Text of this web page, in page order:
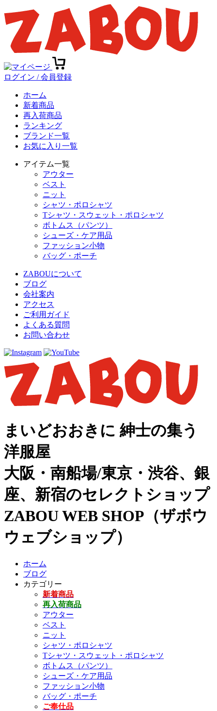
ログイン / 会員登録
ホーム
新着商品
再入荷商品
ランキング
ブランド一覧
お気に入り一覧
アイテム一覧
アウター
ベスト
ニット
シャツ・ポロシャツ
Tシャツ・スウェット・ポロシャツ
ボトムス（パンツ）
シューズ・ケア用品
ファッション小物
バッグ・ポーチ
ZABOUについて
ブログ
会社案内
アクセス
ご利用ガイド
よくある質問
お問い合わせ
まいどおおきに 紳士の集う
洋服屋
大阪・南船場/東京・渋谷、銀
座、新宿のセレクトショップ
ZABOU WEB SHOP（ザボウ
ウェブショップ）
ホーム
ブログ
カテゴリー
新着商品
再入荷商品
アウター
ベスト
ニット
シャツ・ポロシャツ
Tシャツ・スウェット・ポロシャツ
ボトムス（パンツ）
シューズ・ケア用品
ファッション小物
バッグ・ポーチ
ご奉仕品